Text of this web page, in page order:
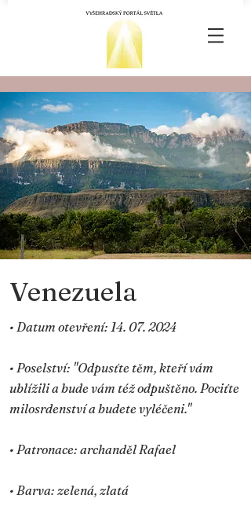
Venezuela
• Datum otevření: 14. 07. 2024
• Poselství: "Odpusťte těm, kteří vám
ublížili a bude vám též odpuštěno. Pociťte
milosrdenství a budete vyléčeni."
• Patronace: archanděl Rafael
• Barva: zelená, zlatá